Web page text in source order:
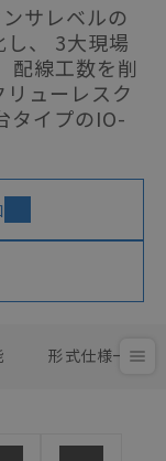
サレベルの
、 3大現場
配線工数を削
ューレスク
タイプのIO-
形式仕様一覧